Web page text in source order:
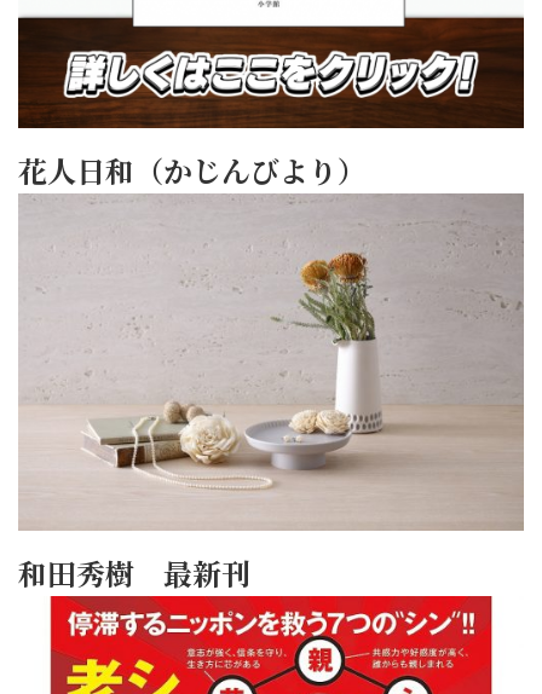
花人日和（かじんびより）
和田秀樹 最新刊